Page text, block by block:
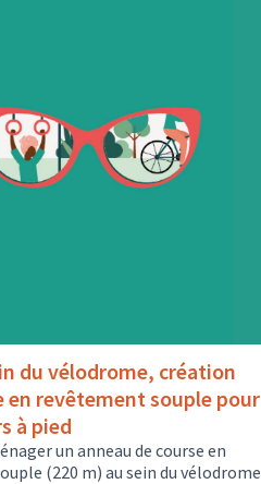
du vélodrome, création
en revêtement souple pour
à pied
un anneau de course en
(220 m) au sein du vélodrome